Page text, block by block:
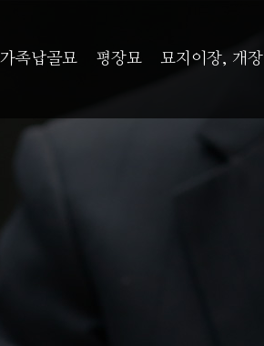
가족납골묘 평장묘 묘지이장, 개장